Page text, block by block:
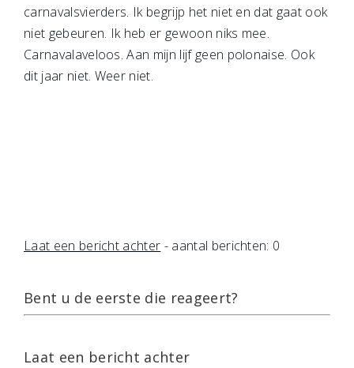
carnavalsvierders. Ik begrijp het niet en dat gaat ook
niet gebeuren. Ik heb er gewoon niks mee.
Carnavalaveloos. Aan mijn lijf geen polonaise. Ook
dit jaar niet. Weer niet.
Laat een bericht achter - aantal berichten: 0
Bent u de eerste die reageert?
Laat een bericht achter